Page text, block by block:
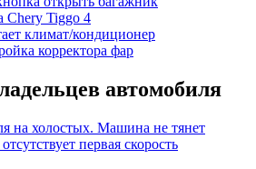
Chery Tiggo 4
климат/кондиционер
корректора фар
автомобиля
на холостых. Машина не тянет
первая скорость